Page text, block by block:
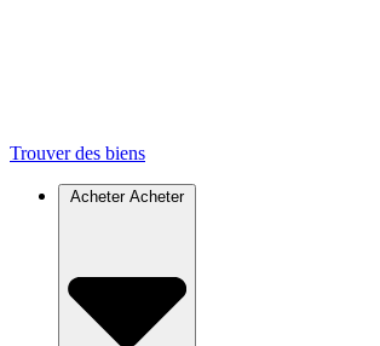
Trouver des biens
Acheter Acheter